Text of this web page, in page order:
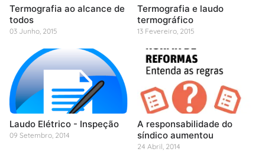
Termografia ao alcance de
todos
03 Junho, 2015
Termografia e laudo
termográfico
13 Fevereiro, 2015
Laudo Elétrico - Inspeção
09 Setembro, 2014
A responsabilidade do
síndico aumentou
24 Abril, 2014